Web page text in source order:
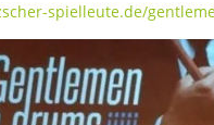
spielleute.de/